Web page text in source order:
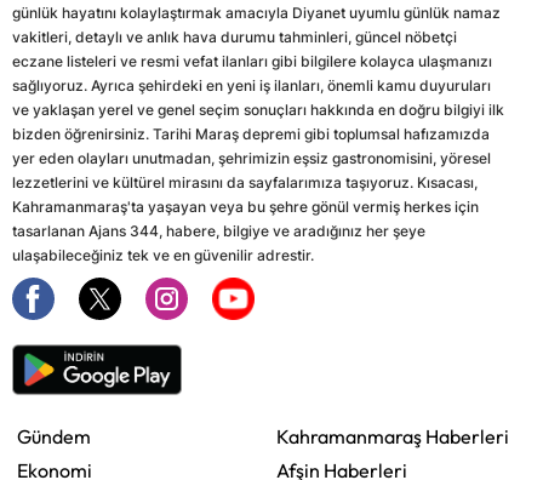
günlük hayatını kolaylaştırmak amacıyla Diyanet uyumlu günlük namaz
vakitleri, detaylı ve anlık hava durumu tahminleri, güncel nöbetçi
eczane listeleri ve resmi vefat ilanları gibi bilgilere kolayca ulaşmanızı
sağlıyoruz. Ayrıca şehirdeki en yeni iş ilanları, önemli kamu duyuruları
ve yaklaşan yerel ve genel seçim sonuçları hakkında en doğru bilgiyi ilk
bizden öğrenirsiniz. Tarihi Maraş depremi gibi toplumsal hafızamızda
yer eden olayları unutmadan, şehrimizin eşsiz gastronomisini, yöresel
lezzetlerini ve kültürel mirasını da sayfalarımıza taşıyoruz. Kısacası,
Kahramanmaraş'ta yaşayan veya bu şehre gönül vermiş herkes için
tasarlanan Ajans 344, habere, bilgiye ve aradığınız her şeye
ulaşabileceğiniz tek ve en güvenilir adrestir.
Gündem
Ekonomi
Kahramanmaraş Haberleri
Afşin Haberleri